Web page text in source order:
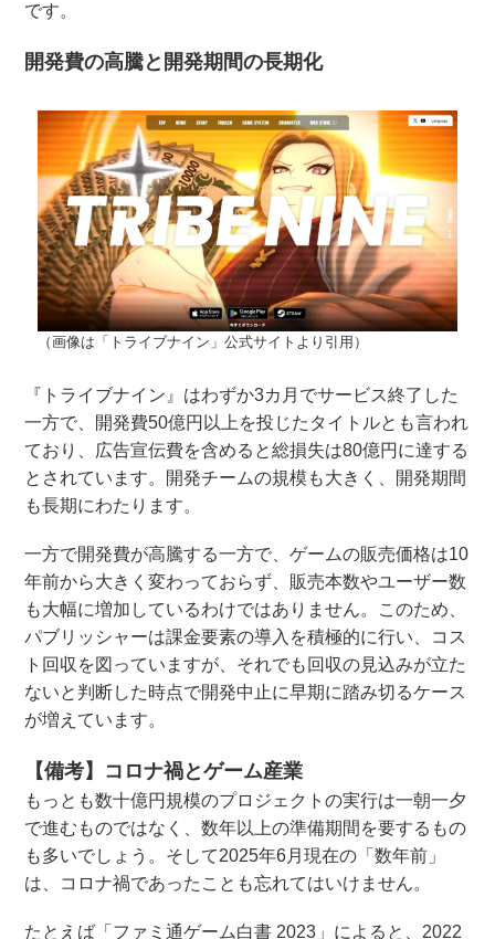
です。
開発費の高騰と開発期間の長期化
（画像は「トライブナイン」公式サイトより引用）
『トライブナイン』はわずか3カ月でサービス終了した
一方で、開発費50億円以上を投じたタイトルとも言われ
ており、広告宣伝費を含めると総損失は80億円に達する
とされています。開発チームの規模も大きく、開発期間
も長期にわたります。
一方で開発費が高騰する一方で、ゲームの販売価格は10
年前から大きく変わっておらず、販売本数やユーザー数
も大幅に増加しているわけではありません。このため、
パブリッシャーは課金要素の導入を積極的に行い、コス
ト回収を図っていますが、それでも回収の見込みが立た
ないと判断した時点で開発中止に早期に踏み切るケース
が増えています。
【備考】コロナ禍とゲーム産業
もっとも数十億円規模のプロジェクトの実行は一朝一夕
で進むものではなく、数年以上の準備期間を要するもの
も多いでしょう。そして2025年6月現在の「数年前」
は、コロナ禍であったことも忘れてはいけません。
たとえば「ファミ通ゲーム白書 2023」によると、2022